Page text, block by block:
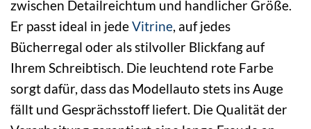
zwischen Detailreichtum und handlicher Größe.
Er passt ideal in jedeVitrine, auf jedes
Bücherregal oder als stilvoller Blickfang auf
Ihrem Schreibtisch. Die leuchtend rote Farbe
sorgt dafür, dass das Modellauto stets ins Auge
fällt und Gesprächsstoff liefert. Die Qualität der